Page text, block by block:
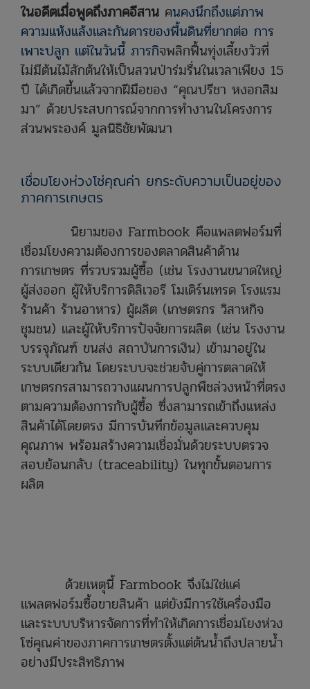
ในอดีตเมื่อพูดถึงภาคอีสาน คนคงนึกถึงแต่ภาพ
ความแห้งแล้งและกันดารของพื้นดินที่ยากต่อ การ
เพาะปลูก แต่ในวันนี้ ภารกิจพลิกฟื้นทุ่งเลี้ยงวัวที่
ไม่มีต้นไม้สักต้นให้เป็นสวนป่าร่มรื่นในเวลาเพียง 15
ปี ได้เกิดขึ้นแล้วจากฝีมือของ “คุณปรีชา หงอกสิม
มา” ด้วยประสบการณ์จากการทำงานในโครงการ
ส่วนพระองค์ มูลนิธิชัยพัฒนา
เชื่อมโยงห่วงโซ่คุณค่า ยกระดับความเป็นอยู่ของ
ภาคการเกษตร
นิยามของ Farmbook คือแพลตฟอร์มที่
เชื่อมโยงความต้องการของตลาดสินค้าด้าน
การเกษตร ที่รวบรวมผู้ซื้อ (เช่น โรงงานขนาดใหญ่
ผู้ส่งออก ผู้ให้บริการดิลิเวอรี โมเดิร์นเทรด โรงแรม
ร้านค้า ร้านอาหาร) ผู้ผลิต (เกษตรกร วิสาหกิจ
ชุมชน) และผู้ให้บริการปัจจัยการผลิต (เช่น โรงงาน
บรรจุภัณฑ์ ขนส่ง สถาบันการเงิน) เข้ามาอยู่ใน
ระบบเดียวกัน โดยระบบจะช่วยจับคู่การตลาดให้
เกษตรกรสามารถวางแผนการปลูกพืชล่วงหน้าที่ตรง
ตามความต้องการกับผู้ซื้อ ซึ่งสามารถเข้าถึงแหล่ง
สินค้าได้โดยตรง มีการบันทึกข้อมูลและควบคุม
คุณภาพ พร้อมสร้างความเชื่อมั่นด้วยระบบตรวจ
สอบย้อนกลับ (traceability) ในทุกขั้นตอนการ
ผลิต
ด้วยเหตุนี้ Farmbook จึงไม่ใช่แค่
แพลตฟอร์มซื้อขายสินค้า แต่ยังมีการใช้เครื่องมือ
และระบบบริหารจัดการที่ทำให้เกิดการเชื่อมโยงห่วง
โซ่คุณค่าของภาคการเกษตรตั้งแต่ต้นน้ำถึงปลายน้ำ
อย่างมีประสิทธิภาพ